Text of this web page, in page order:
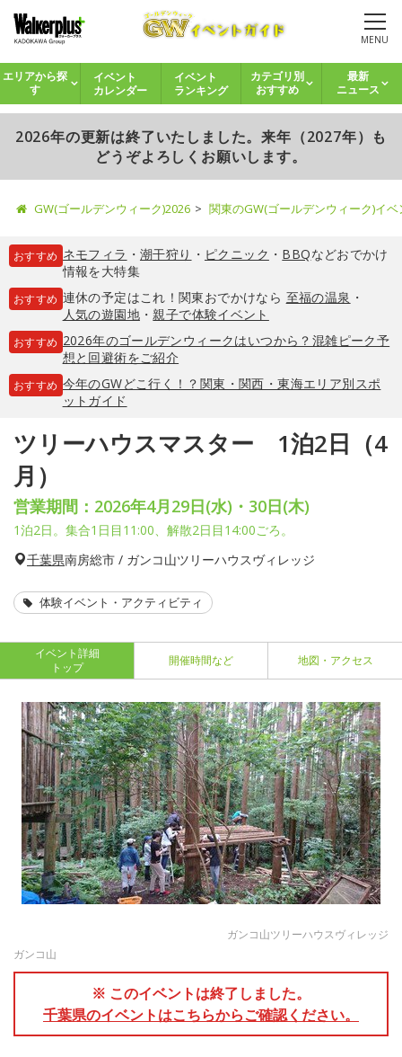
MENU
エリアから探
す
イベント
カレンダー
イベント
ランキング
カテゴリ別
おすすめ
最新
ニュース
2026年の更新は終了いたしました。来年（2027年）も
どうぞよろしくお願いします。
GW(ゴールデンウィーク)2026 関東のGW(ゴールデンウィーク)イ
おすすめ ネモフィラ ・ 潮干狩り ・ ピクニック ・ BBQなどおでかけ
情報を大特集
おすすめ 連休の予定はこれ！関東おでかけなら 至福の温泉 ・
人気の遊園地・親子で体験イベント
おすすめ 2026年のゴールデンウィークはいつから？混雑ピーク予
想と回避術をご紹介
おすすめ 今年のGWどこ行く！？関東・関西・東海エリア別スポ
ットガイド
ツリーハウスマスター 1泊2日（4
月）
営業期間：2026年4月29日(水)・30日(木)
1泊2日。集合1日目11:00、解散2日目14:00ごろ。
千葉県南房総市 / ガンコ山ツリーハウスヴィレッジ
体験イベント・アクティビティ
イベント詳細
トップ
開催時間など 地図・アクセス
ガンコ山ツリーハウスヴィレッジ
ガンコ山
※ このイベントは終了しました。
千葉県のイベントはこちらからご確認ください。